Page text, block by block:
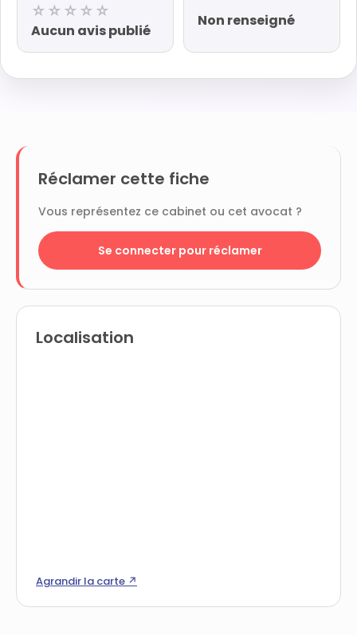
☆☆☆☆☆
Aucun avis publié
Non renseigné
Réclamer cette fiche
Vous représentez ce cabinet ou cet avocat ?
Se connecter pour réclamer
Localisation
Agrandir la carte ↗